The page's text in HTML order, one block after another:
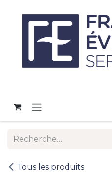
Tous les produits